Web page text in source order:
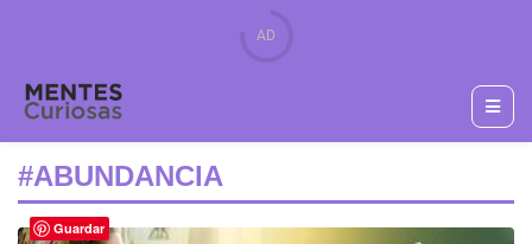
#ABUNDANCIA
Guardar